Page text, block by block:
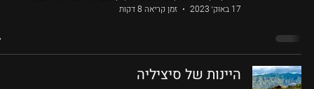
17 באוק׳ 2023
זמן קריאה 8 דקות
היינות של סיציליה